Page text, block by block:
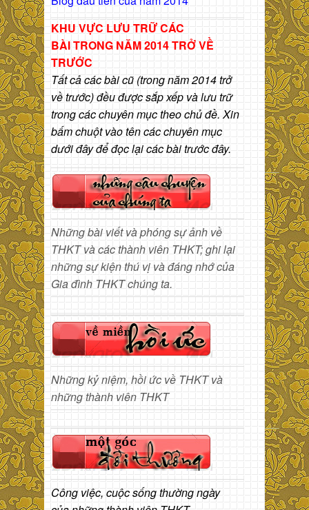
KHU VỰC LƯU TRỮ CÁC
BÀITRONG NĂM 2014 TRỞ VỀ
TRƯỚC
Tất cả các bài cũ (trong năm 2014 trở
về trước) đều được sắp xếp và lưu trữ
trong các chuyên mục theo chủ đề. Xin
bấm chuột vào tên các chuyên mục
dưới đây để đọc lại các bài trước đây.
Những bài viết và phóng sự ảnh về
THKT và các thành viên THKT; ghi lại
những sự kiện thú vị và đáng nhớ của
Gia đình THKT chúng ta.
Những kỷ niệm, hồi ức về THKT và
những thành viên THKT
Công việc, cuộc sống thường ngày